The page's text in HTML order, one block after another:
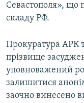
Севастополя», що
складу РФ.
Прокуратура АРК
прізвище
уповноважений
залишитися
заочно винесено